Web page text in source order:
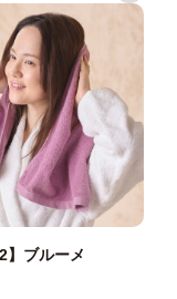
】ブルーメ